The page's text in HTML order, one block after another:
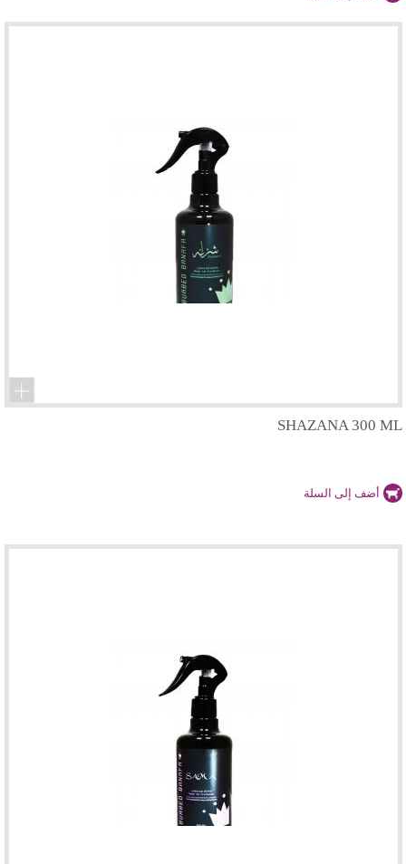
SHAZANA 300 ML